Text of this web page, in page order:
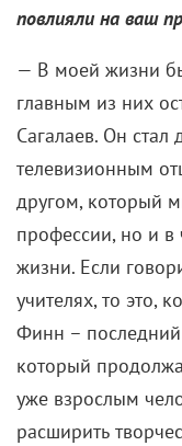
повлияли на ваш
— В моей жизни
главным из них
Сагалаев. Он
телевизионным
другом, который
профессии, но и
жизни. Если
учителях, то это,
Финн – последний
который
уже взрослым
расширить